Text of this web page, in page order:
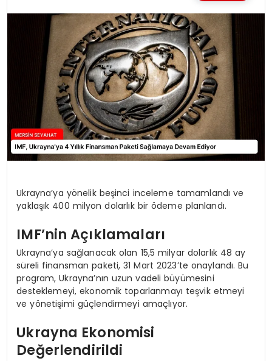
Ukrayna’ya yönelik beşinci inceleme tamamlandı ve
yaklaşık 400 milyon dolarlık bir ödeme planlandı.
IMF’nin Açıklamaları
Ukrayna’ya sağlanacak olan 15,5 milyar dolarlık 48 ay
süreli finansman paketi, 31 Mart 2023’te onaylandı. Bu
program, Ukrayna’nın uzun vadeli büyümesini
desteklemeyi, ekonomik toparlanmayı teşvik etmeyi
ve yönetişimi güçlendirmeyi amaçlıyor.
Ukrayna Ekonomisi
Değerlendirildi